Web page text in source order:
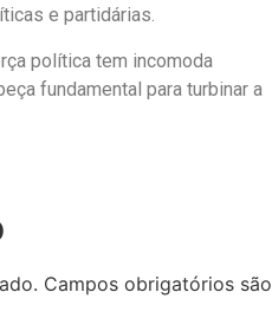
e partidárias.
política tem incomoda
fundamental para turbinar a
Campos obrigatórios são